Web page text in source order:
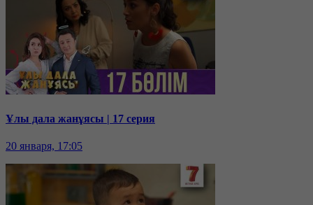
Ұлы дала жанұясы | 17 серия
20 января, 17:05